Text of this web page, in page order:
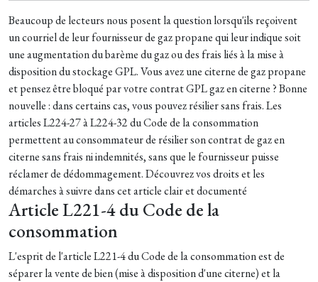
Beaucoup de lecteurs nous posent la question lorsqu'ils reçoivent
un courriel de leur fournisseur de gaz propane qui leur indique soit
une augmentation du barème du gaz ou des frais liés à la mise à
disposition du stockage GPL. Vous avez une citerne de gaz propane
et pensez être bloqué par votre contrat GPL gaz en citerne ? Bonne
nouvelle : dans certains cas, vous pouvez résilier sans frais. Les
articles L224-27 à L224-32 du Code de la consommation
permettent au consommateur de résilier son contrat de gaz en
citerne sans frais ni indemnités, sans que le fournisseur puisse
réclamer de dédommagement.Découvrez vos droits et les
démarches à suivre dans cet article clair et documenté
Article L221-4 du Code de la
consommation
L'esprit de l'article L221-4 du Code de la consommation est de
séparer la vente de bien (mise à disposition d'une citerne) et la